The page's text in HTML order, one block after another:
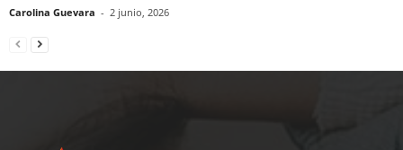
Carolina Guevara - 2 junio, 2026